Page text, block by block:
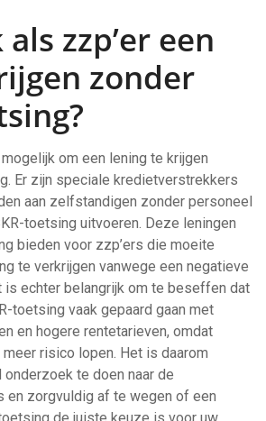
zzp’er een
zonder
om een lening te krijgen
Er zijn speciale kredietverstrekkers
aan zelfstandigen zonder personeel
toetsing uitvoeren. Deze leningen
bieden voor zzp’ers die moeite
te verkrijgen vanwege een negatieve
is echter belangrijk om te beseffen dat
toetsing vaak gepaard gaan met
en hogere rentetarieven, omdat
risico lopen. Het is daarom
te doen naar de
en zorgvuldig af te wegen of een